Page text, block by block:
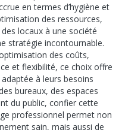
en termes d’hygiène et
des ressources,
locaux à une société
stratégie incontournable.
des coûts,
et flexibilité, ce choix offre
à leurs besoins
bureaux, des espaces
du public, confier cette
professionnel permet non
sain, mais aussi de